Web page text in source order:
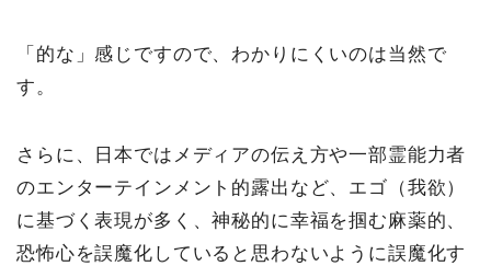
「的な」感じですので、わかりにくいのは当然で
す。
さらに、日本ではメディアの伝え方や一部霊能力者
のエンターテインメント的露出など、エゴ（我欲）
に基づく表現が多く、神秘的に幸福を掴む麻薬的、
恐怖心を誤魔化していると思わないように誤魔化す